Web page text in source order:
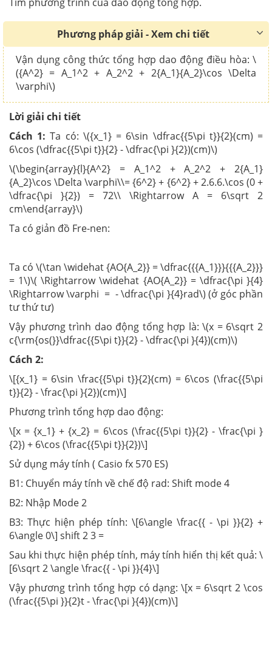
Phương pháp giải - Xem chi tiết
Vận dụng công thức tổng hợp dao động điều hòa: \
({A^2} = A_1^2 + A_2^2 + 2{A_1}{A_2}\cos \Delta
\varphi\)
Lời giải chi tiết
Cách 1: Ta có: \({x_1} = 6\sin \dfrac{{5\pi t}}{2}(cm) =
6\cos (\dfrac{{5\pi t}}{2} - \dfrac{\pi }{2})(cm)\)
\(\begin{array}{l}{A^2} = A_1^2 + A_2^2 + 2{A_1}
{A_2}\cos \Delta \varphi\\= {6^2} + {6^2} + 2.6.6.\cos (0 +
\dfrac{\pi }{2}) = 72\\ \Rightarrow A = 6\sqrt 2
cm\end{array}\)
Ta có giản đồ Fre-nen:
Ta có \(\tan \widehat {AO{A_2}} = \dfrac{{{A_1}}}{{{A_2}}}
= 1\)\( \Rightarrow \widehat {AO{A_2}} = \dfrac{\pi }{4}
\Rightarrow \varphi = - \dfrac{\pi }{4}rad\) (ở góc phần
tư thứ tư)
Vậy phương trình dao động tổng hợp là: \(x = 6\sqrt 2
c{\rm{os(}}\dfrac{{5\pi t}}{2} - \dfrac{\pi }{4})(cm)\)
Cách 2:
\[{x_1} = 6\sin \frac{{5\pi t}}{2}(cm) = 6\cos (\frac{{5\pi
t}}{2} - \frac{\pi }{2})(cm)\]
Phương trình tổng hợp dao động:
\[x = {x_1} + {x_2} = 6\cos (\frac{{5\pi t}}{2} - \frac{\pi }
{2}) + 6\cos (\frac{{5\pi t}}{2})\]
Sử dụng máy tính ( Casio fx 570 ES)
B1: Chuyển máy tính về chế độ rad: Shift mode 4
B2: Nhập Mode 2
B3: Thực hiện phép tính: \[6\angle \frac{{ - \pi }}{2} +
6\angle 0\] shift 2 3 =
Sau khi thực hiện phép tính, máy tính hiển thị kết quả: \
[6\sqrt 2 \angle \frac{{ - \pi }}{4}\]
Vậy phương trình tổng hợp có dạng: \[x = 6\sqrt 2 \cos
(\frac{{5\pi }}{2}t - \frac{\pi }{4})(cm)\]